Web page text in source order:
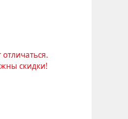
скидки!